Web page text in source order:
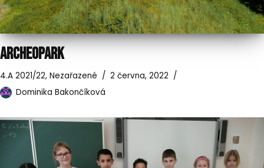
ARCHEOPARK
4.A 2021/22, Nezařazené
2 června, 2022
Dominika Bakončíková